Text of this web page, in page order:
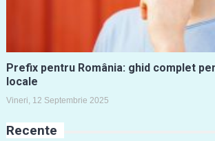
Prefix pentru România: ghid complet
locale
Vineri, 12 Septembrie 2025
Recente